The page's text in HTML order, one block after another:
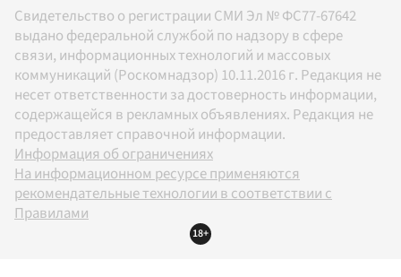
Свидетельство о регистрации СМИ Эл № ФС77-67642
выдано федеральной службой по надзору в сфере
связи, информационных технологий и массовых
коммуникаций (Роскомнадзор) 10.11.2016 г. Редакция не
несет ответственности за достоверность информации,
содержащейся в рекламных объявлениях. Редакция не
предоставляет справочной информации.
Информация об ограничениях
На информационном ресурсе применяются
рекомендательные технологии в соответствии с
Правилами
18+